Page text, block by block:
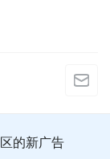
的新广告